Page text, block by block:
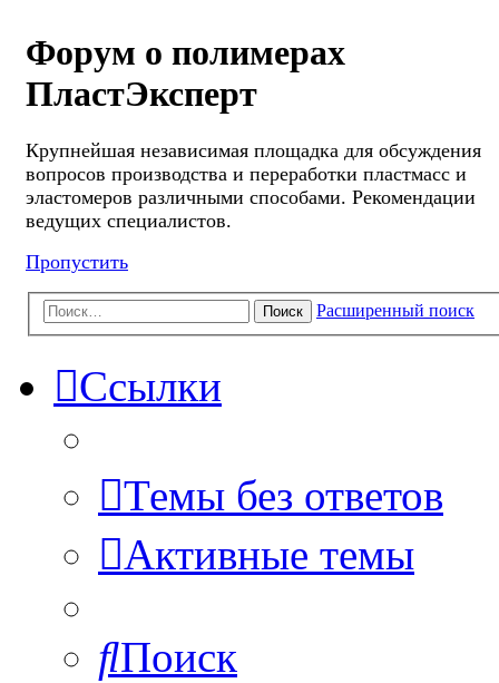
Форум о полимерах
ПластЭксперт
Крупнейшая независимая площадка для обсуждения
вопросов производства и переработки пластмасс и
эластомеров различными способами. Рекомендации
ведущих специалистов.
Пропустить
Поиск Расширенный поиск
Ссылки
Темы без ответов
Активные темы
Поиск